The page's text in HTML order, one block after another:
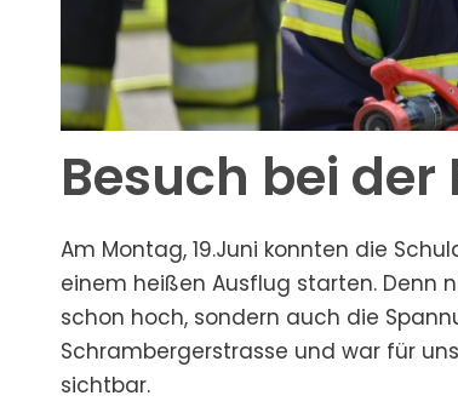
Besuch bei der
Am Montag, 19.Juni konnten die
einem heißen Ausflug starten. Denn
schon hoch, sondern auch die
Schrambergerstrasse und war für
sichtbar.